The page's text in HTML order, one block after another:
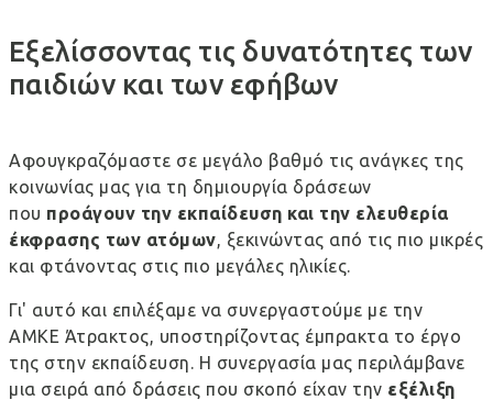
Εξελίσσοντας τις δυνατότητες των
παιδιών και των εφήβων
Αφουγκραζόμαστε σε μεγάλο βαθμό τις ανάγκες της
κοινωνίας μας για τη δημιουργία δράσεων
που προάγουν την εκπαίδευση και την ελευθερία
έκφρασης των ατόμων, ξεκινώντας από τις πιο μικρές
και φτάνοντας στις πιο μεγάλες ηλικίες.
Γι' αυτό και επιλέξαμε να συνεργαστούμε με την
ΑΜΚΕ Άτρακτος, υποστηρίζοντας έμπρακτα το έργο
της στην εκπαίδευση. Η συνεργασία μας περιλάμβανε
μια σειρά από δράσεις που σκοπό είχαν την εξέλιξη